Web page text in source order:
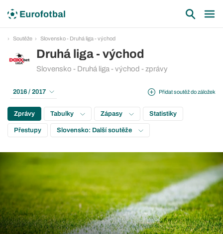
Soutěže Slovensko - Druhá liga - východ
Druhá liga - východ
Slovensko - Druhá liga - východ - zprávy
Přidat soutěž do záložek
2016 / 2017
Zprávy Tabulky Zápasy Statistiky
Přestupy Slovensko: Další soutěže